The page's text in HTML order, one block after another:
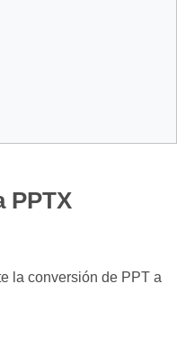
PPTX
la conversión de PPT a